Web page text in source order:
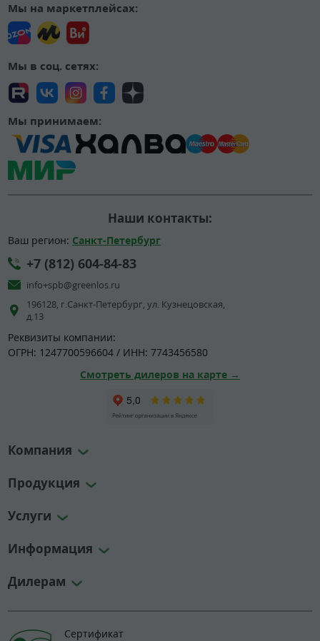
Мы на маркетплейсах:
Мы в соц. сетях:
Мы принимаем:
Наши контакты:
Ваш регион: Санкт-Петербург
+7 (812) 604-84-83
info+spb@greenlos.ru
196128, г.Санкт-Петербург, ул. Кузнецовская,
д.13
Реквизиты компании:
ОГРН: 1247700596604 / ИНН: 7743456580
Смотреть дилеров на карте →
Компания
Продукция
Услуги
Информация
Дилерам
Сертификат